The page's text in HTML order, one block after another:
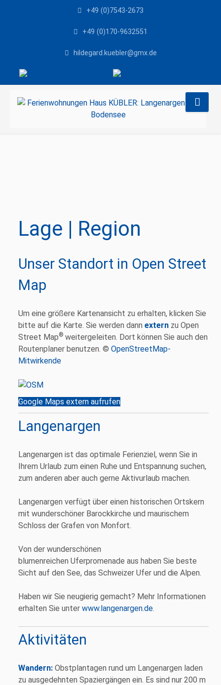
+49 (0)7543-2673
+49 (0)170-9632551
hildegard.kuebler@gmx.de
Sprache auswählen
Lage | Region
Unser Standort in Open Street
Map
Um eine größere Kartenansicht zu erhalten, klicken Sie
bitte auf die Karte. Sie werden dann extern zu Open
Street Map® weitergeleiten. Dort können Sie auch den
Routenplaner benutzen. © OpenStreetMap-
Mitwirkende
Google Maps extern aufrufen
Langenargen
Langenargen ist das optimale Ferienziel, wenn Sie in
Ihrem Urlaub zum einen Ruhe und Entspannung suchen,
zum anderen aber auch gerne Aktivurlaub machen.
Langenargen verfügt über einen historischen Ortskern
mit wunderschöner Barockkirche und maurischem
Schloss der Grafen von Monfort.
Von der wunderschönen
blumenreichen Uferpromenade aus haben Sie beste
Sicht auf den See, das Schweizer Ufer und die Alpen.
Haben wir Sie neugierig gemacht? Mehr Informationen
erhalten Sie unter www.langenargen.de.
Aktivitäten
Wandern: Obstplantagen rund um Langenargen laden
zu ausgedehnten Spaziergängen ein. Es sind nur 200 m